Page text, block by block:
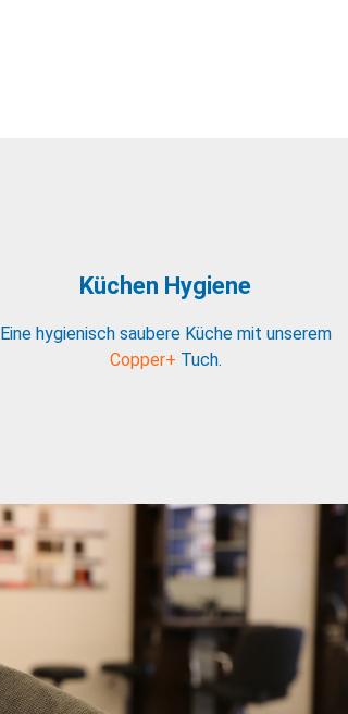
Küchen Hygiene
Eine hygienisch saubere Küche mit unserem
Copper+ Tuch.